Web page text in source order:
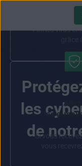
les
de
Fini les virus et
les e-
Si vous
vous